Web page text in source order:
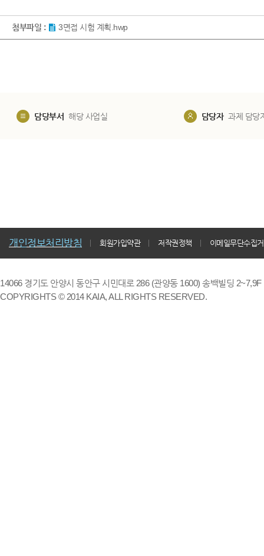
첨부파일 : 3면접 시험 계획.hwp
담당부서 해당 사업실 담당자 과제 담당
개인정보처리방침 회원가입약관 저작권정책 이메일무단수집
14066 경기도 안양시 동안구 시민대로 286 (관양동 1600) 송백빌딩
COPYRIGHTS © 2014 KAIA, ALL RIGHTS RESERVED.